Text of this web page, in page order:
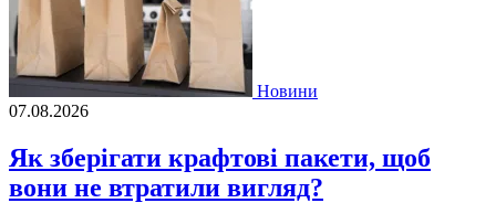
Новини
07.08.2026
Як зберігати крафтові пакети, щоб
вони не втратили вигляд?